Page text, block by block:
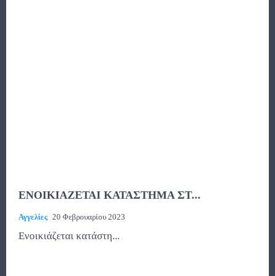
ΕΝΟΙΚΙΑΖΕΤΑΙ ΚΑΤΑΣΤΗΜΑ ΣΤ...
Αγγελίες 20 Φεβρουαρίου 2023
Ενοικιάζεται κατάστη...